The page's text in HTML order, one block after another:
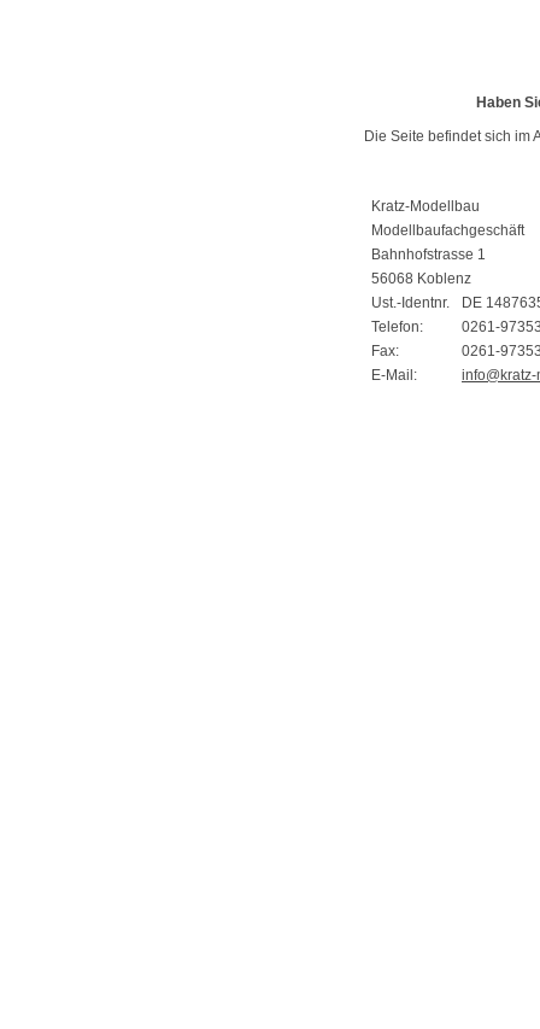
Haben
Die Seite befindet sich im
Kratz-Modellbau
Modellbaufachgeschäft
Bahnhofstrasse 1
56068 Koblenz
Ust.-Identnr.
DE
Telefon:
0261-
Fax:
0261-
E-Mail: